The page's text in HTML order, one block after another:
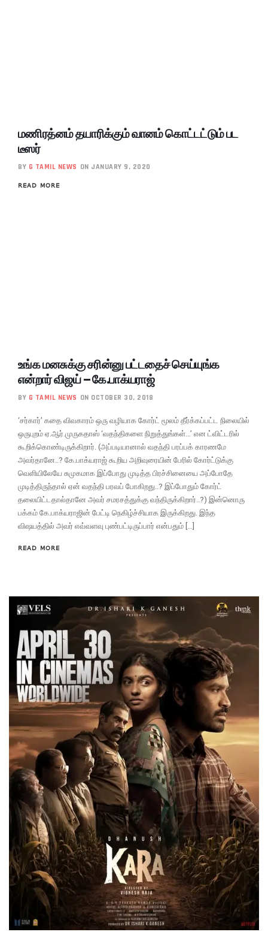
மணிரத்னம் தயாரிக்கும் வானம் கொட்டட்டும் பட
டீஸர்
BY G TAMIL NEWS ON JANUARY 9, 2020
READ MORE
உங்க மனசுக்கு சரின்னு பட்டதைச் செய்யுங்க
என்றார் விஜய் – கே.பாக்யராஜ்
BY G TAMIL NEWS ON OCTOBER 30, 2018
‘சர்கார்’ கதை விவகாரம் ஒரு வழியாக கோர்ட் மூலம் தீர்க்கப்பட்ட நிலையில்
ஒருபுறம் ஏ.ஆர்.முருகதாஸ் ‘வதந்திகளை நிறுத்துங்கள்…’ என ட்விட்டரில்
கூறிக்கொண்டிருக்கிறார். (அப்படியானால் வதந்தி பரப்பக் காரணமே
அவர்தானே..? கே.பாக்யராஜ் கூறிய அறிவுரையின் பேரில் கோர்ட்டுக்கு
வெளியிலேயே சுமுகமாக இப்போது முடித்த பிரச்சினையை அப்போதே
முடித்திருந்தால் ஏன் வதந்தி பரவப் போகிறது..? இப்போதும் கோர்ட்
தலையிட்டதால்தானே அவர் சமரசத்துக்கு வந்திருக்கிறார்..?) இன்னொரு
பக்கம் கே.பாக்யராஜின் பேட்டி நெகிழ்ச்சியாக இருக்கிறது. இந்த
விஷயத்தில் அவர் எவ்வளவு புண்பட்டிருப்பார் என்பதும் […]
READ MORE